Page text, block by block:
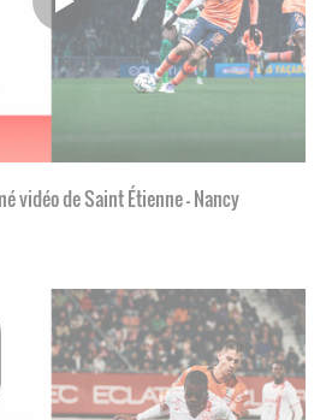
vidéo de Saint Étienne - Nancy